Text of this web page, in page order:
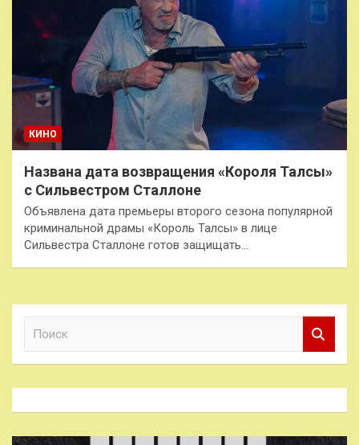
КИНО
Названа дата возвращения «Короля Талсы»
с Сильвестром Сталлоне
Объявлена дата премьеры второго сезона популярной
криминальной драмы «Король Талсы» в лице
Сильвестра Сталлоне готов защищать…
к